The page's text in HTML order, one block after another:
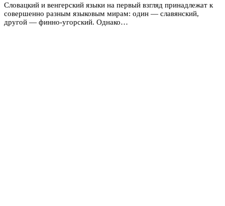
Словацкий и венгерский языки на первый взгляд принадлежат к
совершенно разным языковым мирам: один — славянский,
другой — финно-угорский. Однако…